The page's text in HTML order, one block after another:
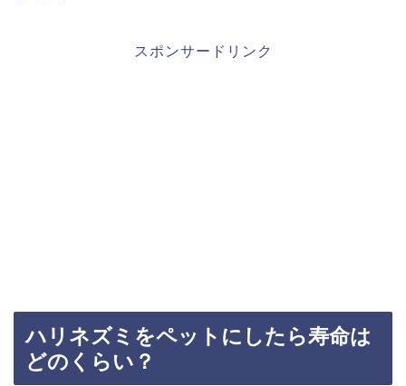
スポンサードリンク
ハリネズミをペットにしたら寿命は
どのくらい？